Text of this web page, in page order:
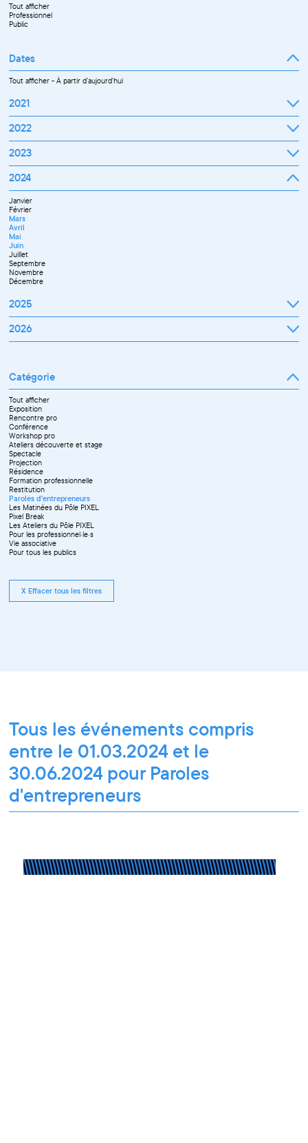
Tout afficher
Professionnel
Public
Dates
Tout afficher-À partir d'aujourd'hui
2021
Septembre
Novembre
Décembre
2022
Janvier
Mars
Avril
Juin
Juillet
Septembre
Octobre
Novembre
Décembre
2023
Janvier
Mars
Avril
Mai
Juin
Septembre
Octobre
Novembre
Décembre
2024
Janvier
Février
Mars
Avril
Mai
Juin
Juillet
Septembre
Novembre
Décembre
2025
Janvier
Mars
Juin
Juillet
Septembre
Octobre
Novembre
Décembre
2026
Avril
Mai
Juin
Septembre
Octobre
Novembre
Catégorie
Tout afficher
Exposition
Rencontre pro
Conférence
Workshop pro
Ateliers découverte et stage
Spectacle
Projection
Résidence
Formation professionnelle
Restitution
Paroles d'entrepreneurs
Les Matinées du Pôle PIXEL
Pixel Break
Les Ateliers du Pôle PIXEL
Pour les professionnel·le·s
Vie associative
Pour tous les publics
X Effacer tous les filtres
Tous les événements compris
entre le 01.03.2024 et le
30.06.2024 pour Paroles
d'entrepreneurs